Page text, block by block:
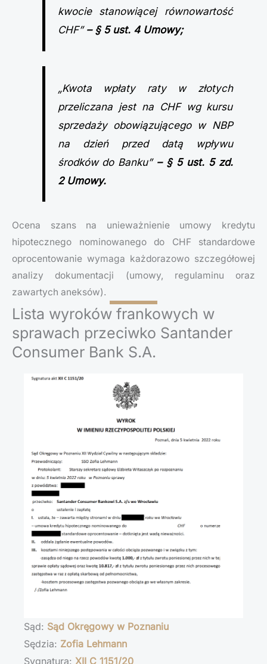
kwocie stanowiącej równowartość
CHF”– § 5 ust. 4 Umowy;
„Kwota wpłaty raty w złotych
przeliczana jest na CHF wg kursu
sprzedaży obowiązującego w NBP
na dzień przed datą wpływu
środków do Banku”– § 5 ust. 5 zd.
2 Umowy.
Ocena szans na unieważnienie umowy kredytu
hipotecznego nominowanego do CHF standardowe
oprocentowanie wymaga każdorazowo szczegółowej
analizy dokumentacji (umowy, regulaminu oraz
zawartych aneksów).
Lista wyroków frankowych w
sprawach przeciwko Santander
Consumer Bank S.A.
Sąd: Sąd Okręgowy w Poznaniu
Sędzia: Zofia Lehmann
Sygnatura: XII C 1151/20